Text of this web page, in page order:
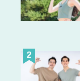
「さしゅ」です。
「詐取」とは
出典：小学